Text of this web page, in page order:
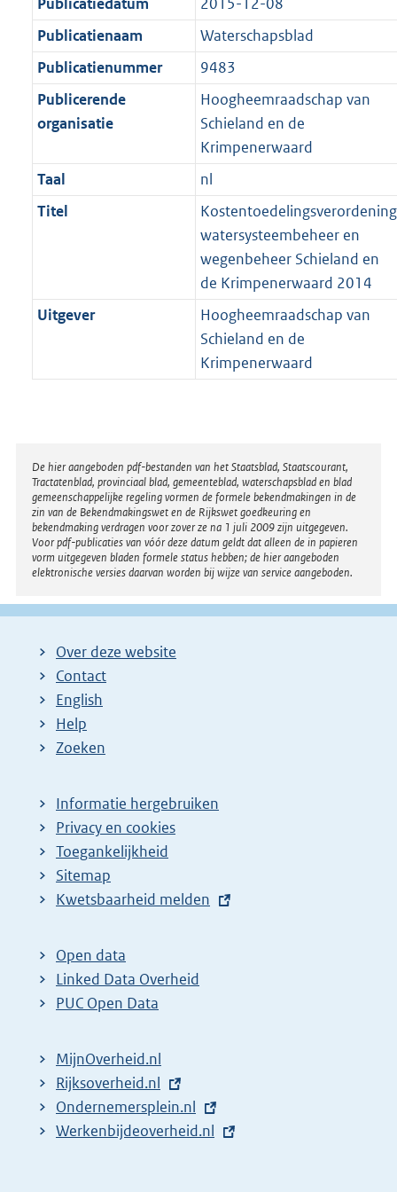
Publicatienaam
Waterschapsblad
Publicatienummer
9483
Publicerende
organisatie
Hoogheemraadschap van
Schieland en de
Krimpenerwaard
Taal
nl
Titel
Kostentoedelingsverordening
watersysteembeheer en
wegenbeheer Schieland en
de Krimpenerwaard 2014
Uitgever
Hoogheemraadschap van
Schieland en de
Krimpenerwaard
Disclaimer
De hier aangeboden pdf-bestanden van het Staatsblad, Staatscourant,
Tractatenblad, provinciaal blad, gemeenteblad, waterschapsblad en blad
gemeenschappelijke regeling vormen de formele bekendmakingen in de
zin van de Bekendmakingswet en de Rijkswet goedkeuring en
bekendmaking verdragen voor zover ze na 1 juli 2009 zijn uitgegeven.
Voor pdf-publicaties van vóór deze datum geldt dat alleen de in papieren
vorm uitgegeven bladen formele status hebben; de hier aangeboden
elektronische versies daarvan worden bij wijze van service aangeboden.
Over deze website
Contact
English
Help
Zoeken
Informatie hergebruiken
Privacy en cookies
Toegankelijkheid
Sitemap
E
t
e
r
l
i
n
k
Kwetsbaarheid melden
Open data
Linked Data Overheid
PUC Open Data
MijnOverheid.nl
E
x
t
Rijksoverheid.nl
E
x
Ondernemersplein.nl
E
Werkenbijdeoverheid.nl